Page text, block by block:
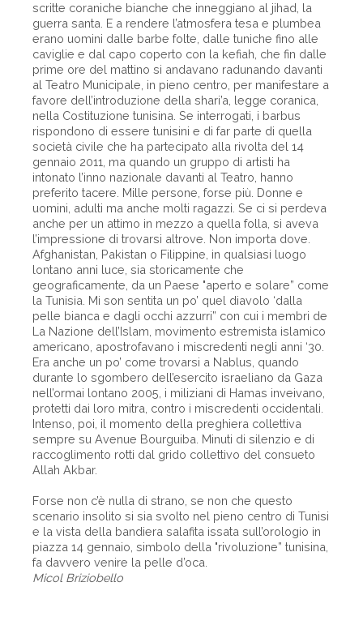
scritte coraniche bianche che inneggiano al jihad, la
guerra santa. E a rendere l’atmosfera tesa e plumbea
erano uomini dalle barbe folte, dalle tuniche fino alle
caviglie e dal capo coperto con la kefiah, che fin dalle
prime ore del mattino si andavano radunando davanti
al Teatro Municipale, in pieno centro, per manifestare a
favore dell’introduzione della shari’a, legge coranica,
nella Costituzione tunisina. Se interrogati, i barbus
rispondono di essere tunisini e di far parte di quella
società civile che ha partecipato alla rivolta del 14
gennaio 2011, ma quando un gruppo di artisti ha
intonato l’inno nazionale davanti al Teatro, hanno
preferito tacere. Mille persone, forse più. Donne e
uomini, adulti ma anche molti ragazzi. Se ci si perdeva
anche per un attimo in mezzo a quella folla, si aveva
l’impressione di trovarsi altrove. Non importa dove.
Afghanistan, Pakistan o Filippine, in qualsiasi luogo
lontano anni luce, sia storicamente che
geograficamente, da un Paese "aperto e solare” come
la Tunisia. Mi son sentita un po’ quel diavolo ‘dalla
pelle bianca e dagli occhi azzurri” con cui i membri de
La Nazione dell’Islam, movimento estremista islamico
americano, apostrofavano i miscredenti negli anni ‘30.
Era anche un po’ come trovarsi a Nablus, quando
durante lo sgombero dell’esercito israeliano da Gaza
nell’ormai lontano 2005, i miliziani di Hamas inveivano,
protetti dai loro mitra, contro i miscredenti occidentali.
Intenso, poi, il momento della preghiera collettiva
sempre su Avenue Bourguiba. Minuti di silenzio e di
raccoglimento rotti dal grido collettivo del consueto
Allah Akbar.
Forse non c’è nulla di strano, se non che questo
scenario insolito si sia svolto nel pieno centro di Tunisi
e la vista della bandiera salafita issata sull’orologio in
piazza 14 gennaio, simbolo della "rivoluzione” tunisina,
fa davvero venire la pelle d’oca.
Micol Briziobello